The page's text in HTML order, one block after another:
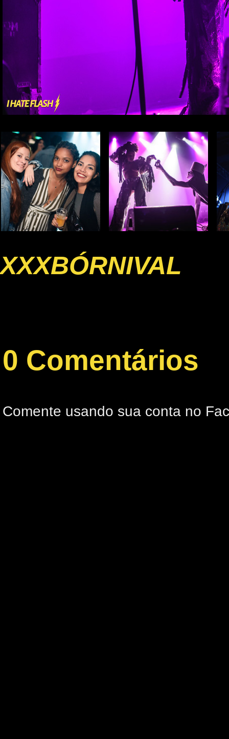
XXXBÓRNIVAL
0 Comentários
Comente usando sua conta no